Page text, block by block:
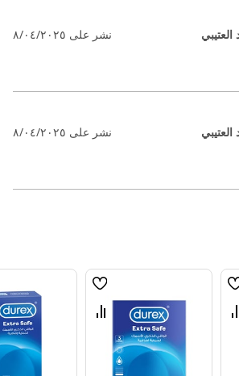
نشر على ٨/٠٤/٢٠٢٥
نشر على ٨/٠٤/٢٠٢٥
قائمة
قارن
قائمة
قارن